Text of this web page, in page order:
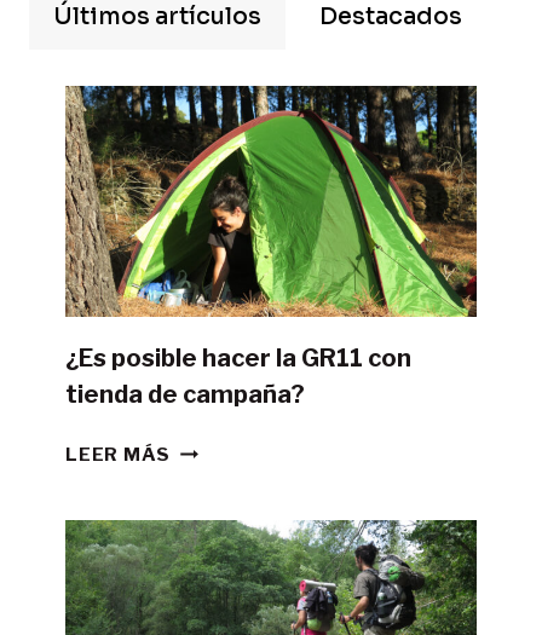
Últimos artículos Destacados
¿Es posible hacer la GR11 con
tienda de campaña?
LEER MÁS ¿ES
LA
GR11
CON
TIENDA